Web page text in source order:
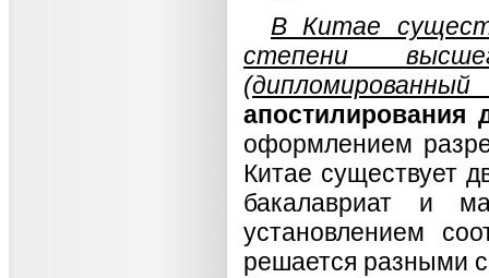
В Китае
степени
апостилирования
оформлением
Китае существует
бакалавриат и
установлением
решается разными